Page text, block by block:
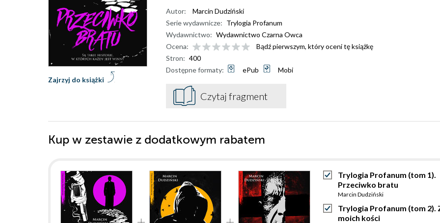
Zajrzyj do książki
Autor:
Marcin Dudziński
Serie wydawnicze: Trylogia Profanum
Wydawnictwo: Wydawnictwo Czarna Owca
Ocena:
Bądź pierwszym, który oceni tę książkę
Stron: 400
Dostępne formaty:
ePub Mobi
Czytaj fragment
Kup w zestawie z dodatkowym rabatem
Trylogia Profanum (tom 1).
Przeciwko bratu
Marcin Dudziński
Trylogia Profanum (tom 2).
moich kości